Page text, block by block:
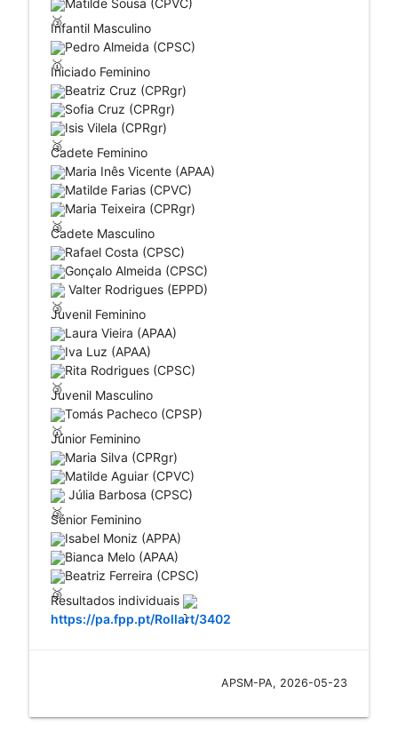
Infantil Masculino
Pedro Almeida (CPSC)
Iniciado Feminino
Beatriz Cruz (CPRgr)
Sofia Cruz (CPRgr)
Isis Vilela (CPRgr)
Cadete Feminino
Maria Inês Vicente (APAA)
Matilde Farias (CPVC)
Maria Teixeira (CPRgr)
Cadete Masculino
Rafael Costa (CPSC)
Gonçalo Almeida (CPSC)
Valter Rodrigues (EPPD)
Juvenil Feminino
Laura Vieira (APAA)
Iva Luz (APAA)
Rita Rodrigues (CPSC)
Juvenil Masculino
Tomás Pacheco (CPSP)
Júnior Feminino
Maria Silva (CPRgr)
Matilde Aguiar (CPVC)
Júlia Barbosa (CPSC)
Sénior Feminino
Isabel Moniz (APPA)
Bianca Melo (APAA)
Beatriz Ferreira (CPSC)
Resultados individuais
https://pa.fpp.pt/Rollart/3402
APSM-PA, 2026-05-23